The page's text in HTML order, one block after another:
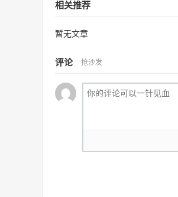
相关推荐
暂无文章
评论 抢沙发